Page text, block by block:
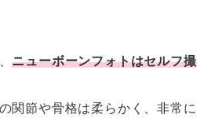
ニューボーンフォトはセルフ
関節や骨格は柔らかく、非常